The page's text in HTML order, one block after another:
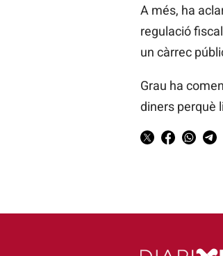
A més, ha
regulació
un càrrec
Grau ha
diners perquè